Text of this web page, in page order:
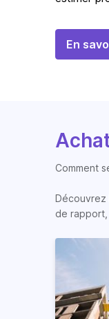
En
Comment
Découvrez
de rapport,